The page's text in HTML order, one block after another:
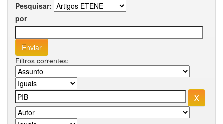
Pesquisar:
por
Filtros correntes: